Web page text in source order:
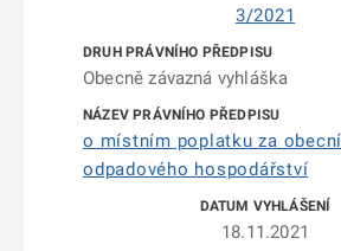
3/2021
Obecně závazná vyhláška
o místním poplatku za
odpadového hospodářství
18.11.2021